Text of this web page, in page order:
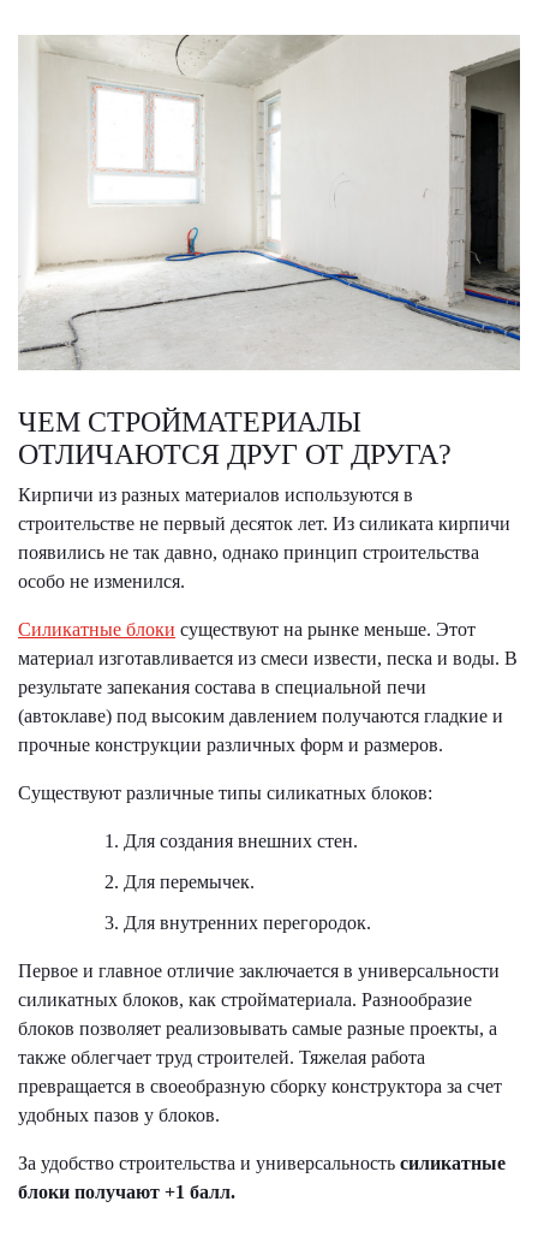
ЧЕМ СТРОЙМАТЕРИАЛЫ
ОТЛИЧАЮТСЯ ДРУГ ОТ ДРУГА?
Кирпичи из разных материалов используются в
строительстве не первый десяток лет. Из силиката кирпичи
появились не так давно, однако принцип строительства
особо не изменился.
Силикатные блоки существуют на рынке меньше. Этот
материал изготавливается из смеси извести, песка и воды. В
результате запекания состава в специальной печи
(автоклаве) под высоким давлением получаются гладкие и
прочные конструкции различных форм и размеров.
Существуют различные типы силикатных блоков:
Для создания внешних стен.
Для перемычек.
Для внутренних перегородок.
Первое и главное отличие заключается в универсальности
силикатных блоков, как стройматериала. Разнообразие
блоков позволяет реализовывать самые разные проекты, а
также облегчает труд строителей. Тяжелая работа
превращается в своеобразную сборку конструктора за счет
удобных пазов у блоков.
За удобство строительства и универсальность силикатные
блоки получают +1 балл.